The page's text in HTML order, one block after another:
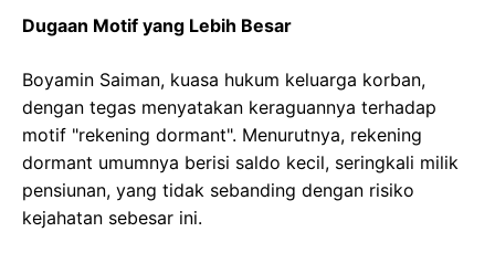
Dugaan Motif yang Lebih Besar
Boyamin Saiman, kuasa hukum keluarga korban,
dengan tegas menyatakan keraguannya terhadap
motif "rekening dormant". Menurutnya, rekening
dormant umumnya berisi saldo kecil, seringkali milik
pensiunan, yang tidak sebanding dengan risiko
kejahatan sebesar ini.